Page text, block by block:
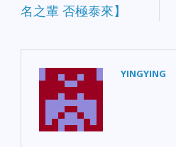
名之輩 否極泰來】
YINGYING